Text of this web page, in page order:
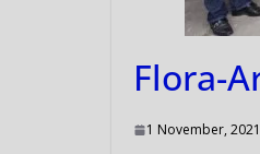
Flora-
1 November, 2021